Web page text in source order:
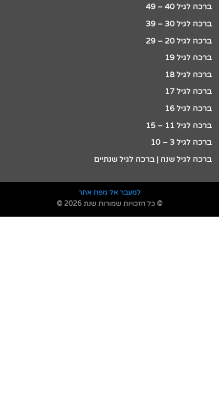
ברכה לגיל 40 – 49
ברכה לגיל 30 – 39
ברכה לגיל 20 – 29
ברכה לגיל 19
ברכה לגיל 18
ברכה לגיל 17
ברכה לגיל 16
ברכה לגיל 11 – 15
ברכה לגיל 3 – 10
ברכה לגיל שנה | ברכה לגיל שנתיים
למעבר אל מפת אתר
© כל הזכויות שמורות שנת 2026 ©